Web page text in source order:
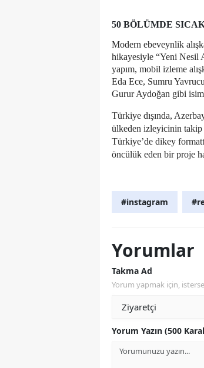
50 BÖLÜMDE
Modern ebeveynlik
hikayesiyle “Yeni Nesil
yapım, mobil izleme
Eda Ece, Sumru
Gurur Aydoğan gibi
Türkiye dışında,
ülkeden izleyicinin takip
Türkiye’de dikey
öncülük eden bir proje
#instagram
Yorumlar
Takma Ad
Yorum yapmak için,
Yorum Yazın (500